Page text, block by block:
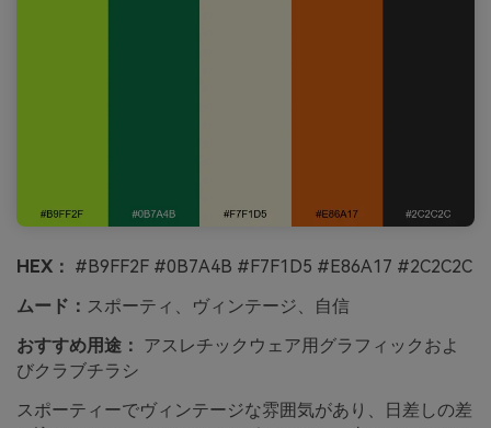
HEX： #B9FF2F #0B7A4B #F7F1D5 #E86A17 #2C2C2C
ムード： スポーティ、ヴィンテージ、自信
おすすめ用途： アスレチックウェア用グラフィックおよ
びクラブチラシ
スポーティーでヴィンテージな雰囲気があり、日差しの差